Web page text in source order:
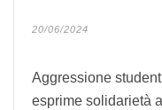
20/06/2024
Aggressione
esprime solidarietà